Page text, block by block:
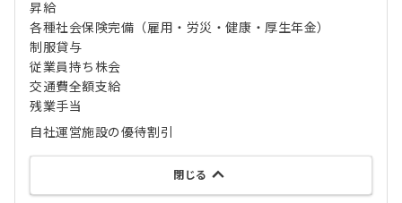
昇給
各種社会保険完備（雇用・労災・健康・厚生年金）
制服貸与
従業員持ち株会
交通費全額支給
残業手当
自社運営施設の優待割引
閉じる